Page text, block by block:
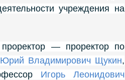
учреждения на
— проректор по
Юрий Владимирович Щукин,
Игорь Леонидович